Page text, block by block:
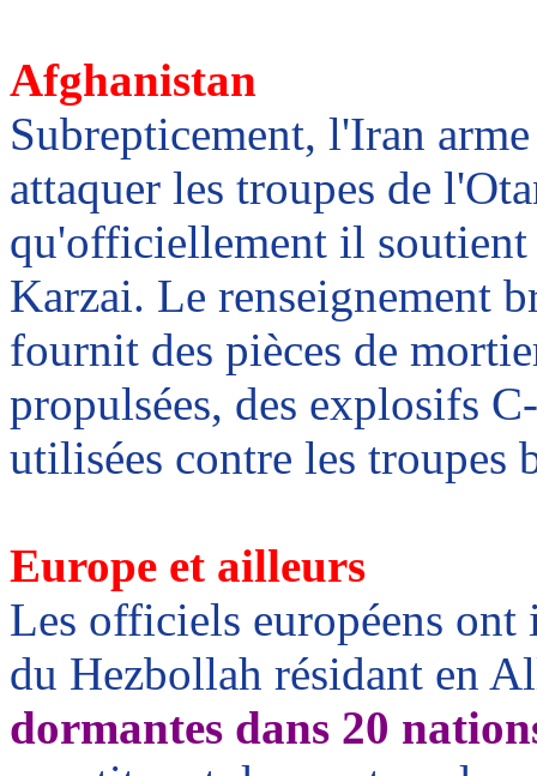
Afghanistan
Subrepticement, l'Iran
attaquer les troupes de
qu'officiellement il
Karzai. Le renseignement
fournit des pièces de
propulsées, des explosifs
utilisées contre les troupes
Europe et ailleurs
Les officiels européens
du Hezbollah résidant en
dormantes dans 20